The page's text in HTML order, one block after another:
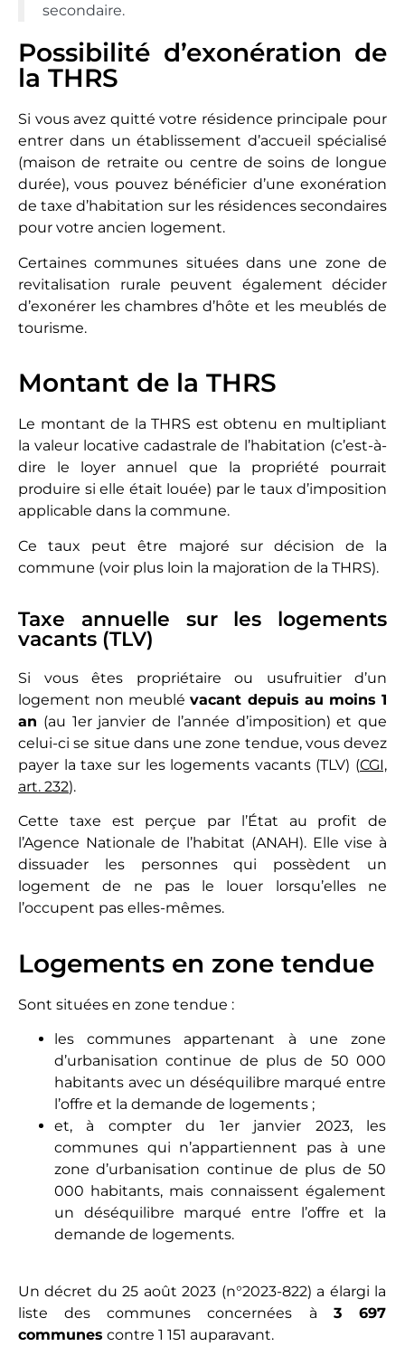
secondaire.
Possibilité d’exonération de
la THRS
Si vous avez quitté votre résidence principale pour
entrer dans un établissement d’accueil spécialisé
(maison de retraite ou centre de soins de longue
durée), vous pouvez bénéficier d’une exonération
de taxe d’habitation sur les résidences secondaires
pour votre ancien logement.
Certaines communes situées dans une zone de
revitalisation rurale peuvent également décider
d’exonérer les chambres d’hôte et les meublés de
tourisme.
Montant de la THRS
Le montant de la THRS est obtenu en multipliant
la valeur locative cadastrale de l’habitation (c’est-à-
dire le loyer annuel que la propriété pourrait
produire si elle était louée) par le taux d’imposition
applicable dans la commune.
Ce taux peut être majoré sur décision de la
commune (voir plus loin la majoration de la THRS).
Taxe annuelle sur les logements
vacants (TLV)
Si vous êtes propriétaire ou usufruitier d’un
logement non meublévacant depuis au moins 1
an (au 1er janvier de l’année d’imposition) et que
celui-ci se situe dans une zone tendue, vous devez
payer la taxe sur les logements vacants (TLV) (CGI,
art. 232).
Cette taxe est perçue par l’État au profit de
l’Agence Nationale de l’habitat (ANAH). Elle vise à
dissuader les personnes qui possèdent un
logement de ne pas le louer lorsqu’elles ne
l’occupent pas elles-mêmes.
Logements en zone tendue
Sont situées en zone tendue :
les communes appartenant à une zone
d’urbanisation continue de plus de 50 000
habitants avec un déséquilibre marqué entre
l’offre et la demande de logements ;
et, à compter du 1er janvier 2023, les
communes qui n’appartiennent pas à une
zone d’urbanisation continue de plus de 50
000 habitants, mais connaissent également
un déséquilibre marqué entre l’offre et la
demande de logements.
Un décret du 25 août 2023 (n°2023-822) a élargi la
liste des communes concernées à 3 697
communes contre 1 151 auparavant.